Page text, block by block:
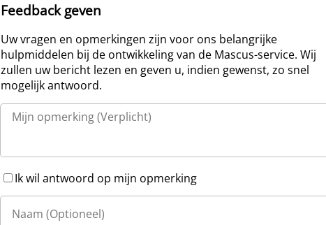
Feedback geven
Uw vragen en opmerkingen zijn voor ons belangrijke
hulpmiddelen bij de ontwikkeling van de Mascus-service. Wij
zullen uw bericht lezen en geven u, indien gewenst, zo snel
mogelijk antwoord.
Ik wil antwoord op mijn opmerking